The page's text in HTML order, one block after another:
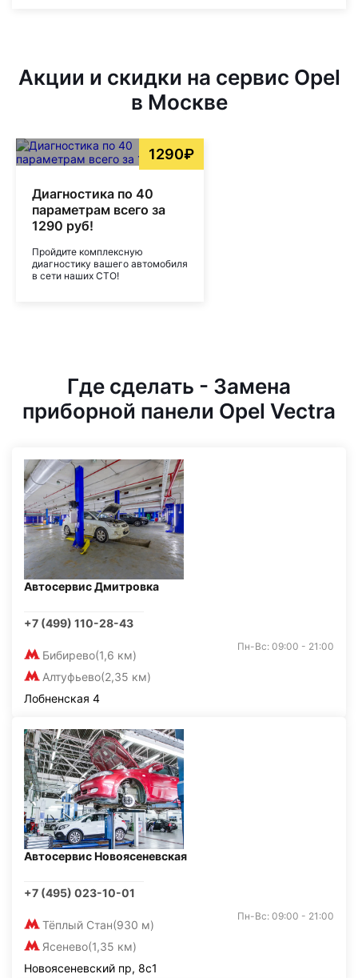
Акции и скидки на сервис Opel
в Москве
1290₽
Диагностика по 40
параметрам всего за
1290 руб!
Пройдите комплексную
диагностику вашего автомобиля
в сети наших СТО!
Где сделать - Замена
приборной панели Opel Vectra
Автосервис Дмитровка
+7 (499) 110-28-43
Бибирево(1,6 км)
Алтуфьево(2,35 км)
Пн-Вс: 09:00 - 21:00
Лобненская 4
Автосервис Новоясеневская
+7 (495) 023-10-01
Тёплый Стан(930 м)
Ясенево(1,35 км)
Пн-Вс: 09:00 - 21:00
Новоясеневский пр, 8с1